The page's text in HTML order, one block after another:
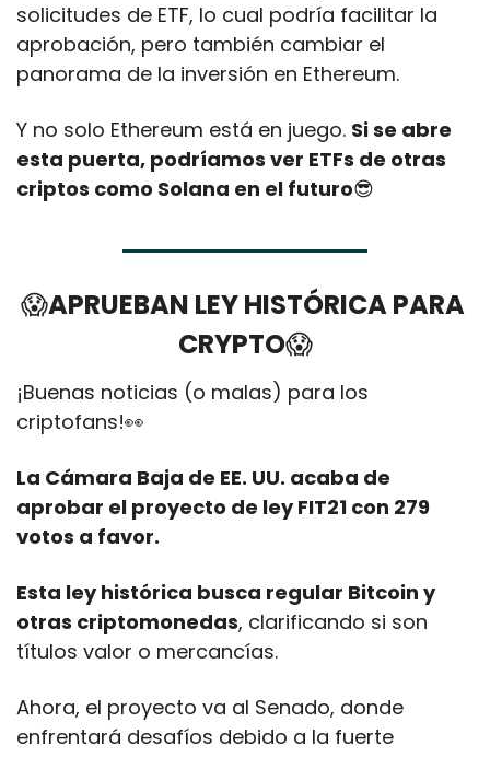
solicitudes de ETF, lo cual podría facilitar la
aprobación, pero también cambiar el
panorama de la inversión en Ethereum.
Y no solo Ethereum está en juego. Si se abre
esta puerta, podríamos ver ETFs de otras
criptos como Solana en el futuro😎
😱APRUEBAN LEY HISTÓRICA PARA
CRYPTO😱
¡Buenas noticias (o malas) para los
criptofans!👀
La Cámara Baja de EE. UU. acaba de
aprobar el proyecto de ley FIT21 con 279
votos a favor.
Esta ley histórica busca regular Bitcoin y
otras criptomonedas, clarificando si son
títulos valor o mercancías.
Ahora, el proyecto va al Senado, donde
enfrentará desafíos debido a la fuerte